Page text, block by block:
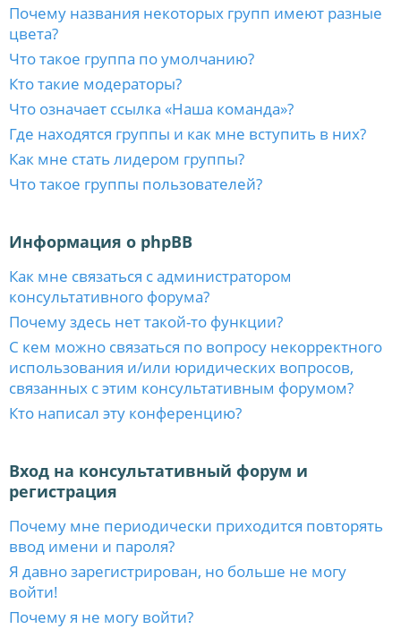
Почему названия некоторых групп имеют разные
цвета?
Что такое группа по умолчанию?
Кто такие модераторы?
Что означает ссылка «Наша команда»?
Где находятся группы и как мне вступить в них?
Как мне стать лидером группы?
Что такое группы пользователей?
Информация о phpBB
Как мне связаться с администратором
консультативного форума?
Почему здесь нет такой-то функции?
С кем можно связаться по вопросу некорректного
использования и/или юридических вопросов,
связанных с этим консультативным форумом?
Кто написал эту конференцию?
Вход на консультативный форум и
регистрация
Почему мне периодически приходится повторять
ввод имени и пароля?
Я давно зарегистрирован, но больше не могу
войти!
Почему я не могу войти?